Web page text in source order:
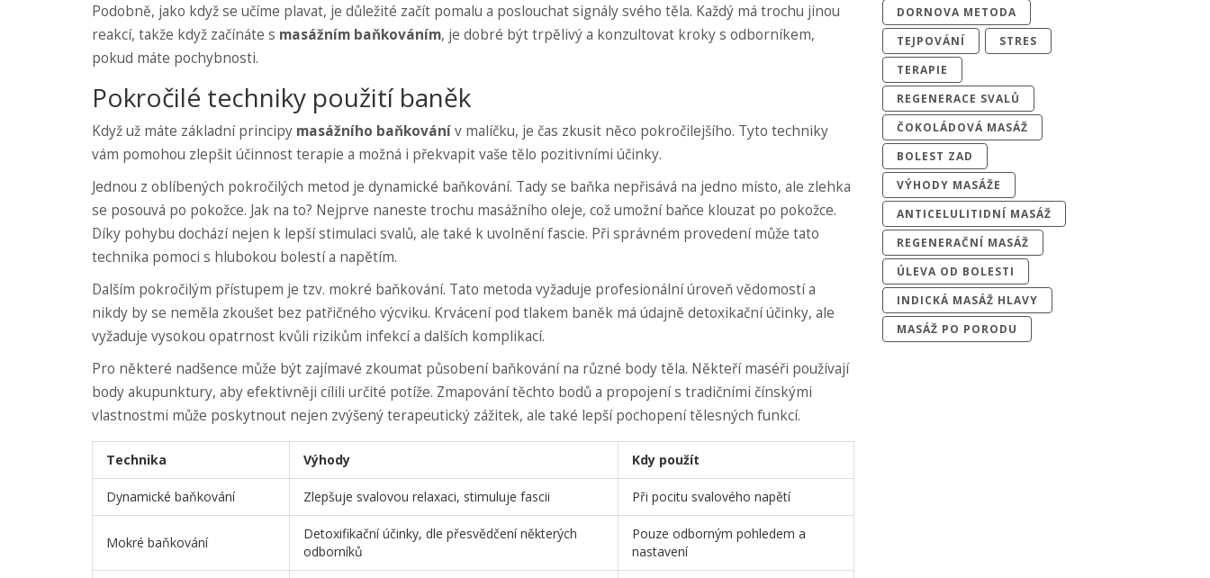
Podobně, jako když se učíme plavat, je důležité začít pomalu a poslouchat signály svého těla. Každý má trochu jinou
reakcí, takže když začínáte s masážním baňkováním, je dobré být trpělivý a konzultovat kroky s odborníkem,
pokud máte pochybnosti.
Pokročilé techniky použití baněk
Když už máte základní principy masážního baňkovánív malíčku, je čas zkusit něco pokročilejšího. Tyto techniky
vám pomohou zlepšit účinnost terapie a možná i překvapit vaše tělo pozitivními účinky.
Jednou z oblíbených pokročilých metod je dynamické baňkování. Tady se baňka nepřisává na jedno místo, ale zlehka
se posouvá po pokožce. Jak na to? Nejprve naneste trochu masážního oleje, což umožní baňce klouzat po pokožce.
Díky pohybu dochází nejen k lepší stimulaci svalů, ale také k uvolnění fascie. Při správném provedení může tato
technika pomoci s hlubokou bolestí a napětím.
Dalším pokročilým přístupem je tzv. mokré baňkování. Tato metoda vyžaduje profesionální úroveň vědomostí a
nikdy by se neměla zkoušet bez patřičného výcviku. Krvácení pod tlakem baněk má údajně detoxikační účinky, ale
vyžaduje vysokou opatrnost kvůli rizikům infekcí a dalších komplikací.
Pro některé nadšence může být zajímavé zkoumat působení baňkování na různé body těla. Někteří maséři používají
body akupunktury, aby efektivněji cílili určité potíže. Zmapování těchto bodů a propojení s tradičními čínskými
vlastnostmi může poskytnout nejen zvýšený terapeutický zážitek, ale také lepší pochopení tělesných funkcí.
Technika Výhody Kdy použít
Dynamické baňkování Zlepšuje svalovou relaxaci, stimuluje fascii Při pocitu svalového napětí
Mokré baňkování
Detoxifikační účinky, dle přesvědčení některých
odborníků
Pouze odborným pohledem a
nastavení
DORNOVA METODA
TEJPOVÁNÍ
STRES
TERAPIE
REGENERACE SVALŮ
ČOKOLÁDOVÁ MASÁŽ
BOLEST ZAD
VÝHODY MASÁŽE
ANTICELULITIDNÍ MASÁŽ
REGENERAČNÍ MASÁŽ
ÚLEVA OD BOLESTI
INDICKÁ MASÁŽ HLAVY
MASÁŽ PO PORODU